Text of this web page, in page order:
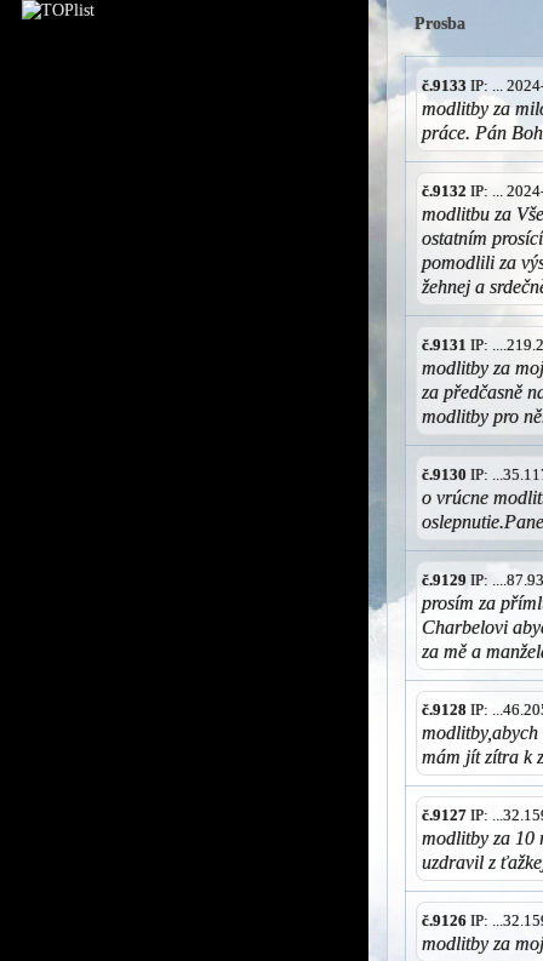
Prosba
č.9133 IP: ...
modlitby za
práce. Pán
č.9132 IP: ...
modlitbu za
ostatním
pomodlili za
žehnej a
č.9131 IP:
modlitby za
za předčasně
modlitby pro
č.9130 IP:
o vrúcne
č.9129 IP:
prosím za
Charbelovi
za mě a
č.9128 IP:
mám jít zítra k
č.9127 IP:
modlitby za 10
uzdravil z
č.9126 IP:
modlitby za